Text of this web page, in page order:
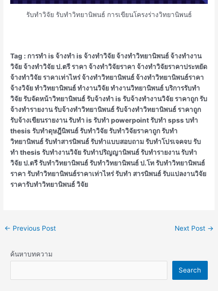
รับทำวิจัย รับทำวิทยานิพนธ์ การเขียนโครงร่างวิทยานิพนธ์
Tag : การทำ is จ้างทำ is จ้างทำวิจัย จ้างทำวิทยานิพนธ์ จ้างทํางาน
วิจัย จ้างทําวิจัย ป.ตรี ราคา จ้างทําวิจัยราคา จ้างทําวิจัยราคาประหยัด
จ้างทําวิจัย ราคาเท่าไหร่ จ้างทําวิทยานิพนธ์ จ้างทําวิทยานิพนธ์ราคา
จ้างวิจัย ทําวิทยานิพนธ์ ทำงานวิจัย ทำงานวิทยานิพนธ์ บริการรับทำ
วิจัย รับจัดหน้าวิทยานิพนธ์ รับจ้างทำ is รับจ้างทํางานวิจัย ราคาถูก รับ
จ้างทํารายงาน รับจ้างทําวิทยานิพนธ์ รับจ้างทําวิทยานิพนธ์ ราคาถูก
รับจ้างเขียนรายงาน รับทำ is รับทำ powerpoint รับทำ spssบทำ
thesis รับทำดุษฎีนิพนธ์ รับทำวิจัย รับทำวิจัยราคาถูก รับทำ
วิทยานิพนธ์ รับทำสารนิพนธ์ รับทำแบบสอบถาม รับทำโปรเจคจบ รับ
ทํา thesis รับทํางานวิจัย รับทําปริญญานิพนธ์ รับทํารายงาน รับทํา
วิจัย ป.ตรี รับทําวิทยานิพนธ์ รับทําวิทยานิพนธ์ ป.โท รับทําวิทยานิพนธ์
ราคา รับทําวิทยานิพนธ์ราคาเท่าไหร่ รับทํา สารนิพนธ์ รับแปลงานวิจัย
ราคารับทำวิทยานิพนธ์ วิจัย
← Previous Post Next Post →
ค้นหาบทความ
Search